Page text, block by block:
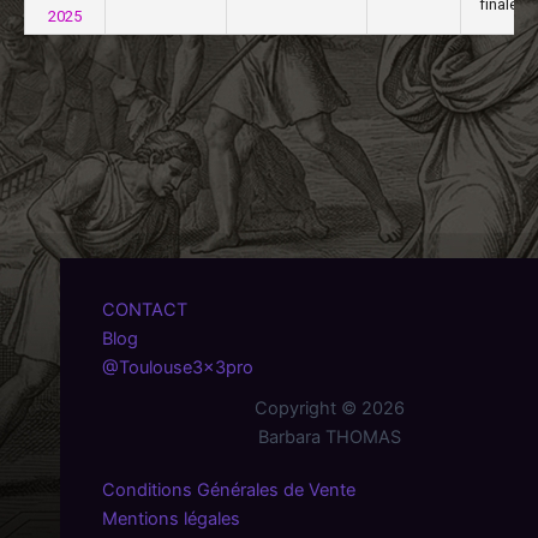
2025
finale
CONTACT
Blog
@Toulouse3x3pro
Copyright © 2026
Barbara THOMAS
Conditions Générales de Vente
Mentions légales